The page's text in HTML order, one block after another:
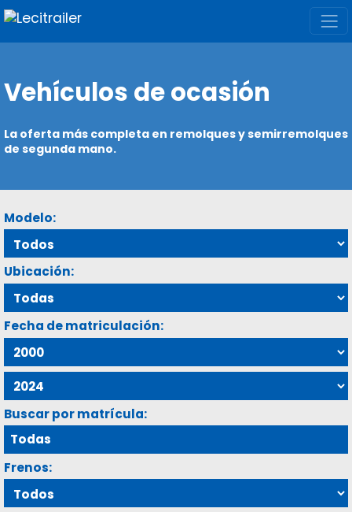
Vehículos de ocasión
La oferta más completa en remolques y semirremolques
de segunda mano.
Modelo:
Ubicación:
Fecha de matriculación:
Buscar por matrícula:
Frenos: